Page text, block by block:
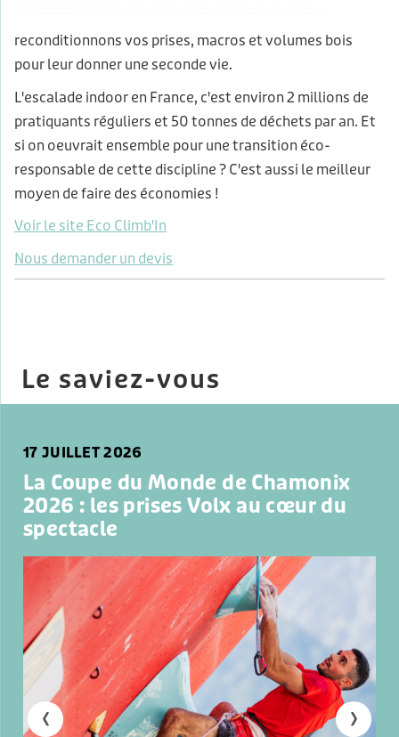
reconditionnons vos prises, macros et volumes bois
pour leur donner une seconde vie.
L'escalade indoor en France, c'est environ 2 millions de
pratiquants réguliers et 50 tonnes de déchets par an. Et
si on oeuvrait ensemble pour une transition éco-
responsable de cette discipline ? C'est aussi le meilleur
moyen de faire des économies !
Voir le site Eco Climb'In
Nous demander un devis
Le saviez-vous
17 JUILLET 2026
La Coupe du Monde de Chamonix
2026 : les prises Volx au cœur du
spectacle
‹ ›